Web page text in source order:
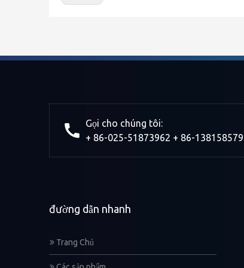
Gọi cho chúng tôi:
+ 86-025-51873962 + 86-
đường dẫn nhanh
Trang Chủ